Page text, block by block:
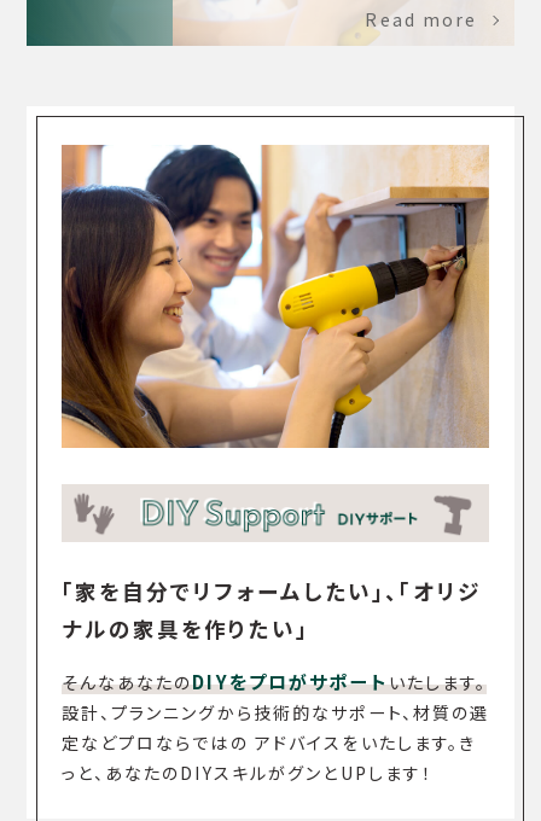
Read more
「家を自分でリフォームしたい」、「オリジ
ナルの家具を作りたい」
そんなあなたのDIYをプロがサポートいたします。
設計、プランニングから技術的なサポート、材質の選
定などプロならではの アドバイスをいたします。き
っと、あなたのDIYスキルがグンとUPします！